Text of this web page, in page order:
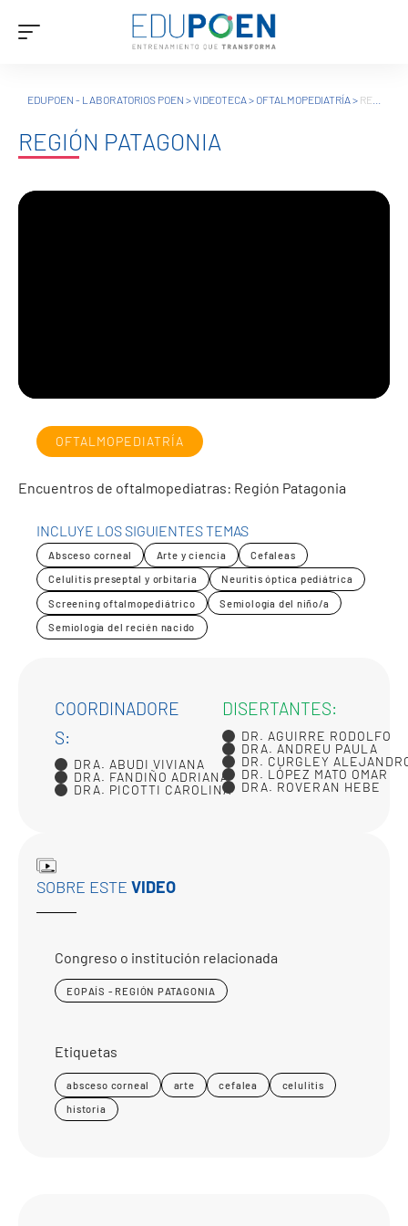
EDUPOEN - LABORATORIOS POEN >VIDEOTECA> OFTALMOPEDIATRÍA> REGIÓN PATAGONIA
REGIÓN PATAGONIA
OFTALMOPEDIATRÍA
Encuentros de oftalmopediatras: Región Patagonia
INCLUYE LOS SIGUIENTES TEMAS
Absceso corneal Arte y ciencia Cefaleas
Celulitis preseptal y orbitaria Neuritis óptica pediátrica
Screening oftalmopediátrico Semiología del niño/a
Semiología del recién nacido
COORDINADORE
S:
DRA. ABUDI VIVIANA
DRA. FANDIÑO ADRIANA
DRA. PICOTTI CAROLINA
DISERTANTES:
DR. AGUIRRE RODOLFO
DRA. ANDREU PAULA
DR. CURGLEY
DR. LÓPEZ MATO OMAR
DRA. ROVERAN HEBE
SOBRE ESTE VIDEO
Congreso o institución relacionada
EOPAÍS - REGIÓN PATAGONIA
Etiquetas
absceso corneal arte cefalea celulitis
historia